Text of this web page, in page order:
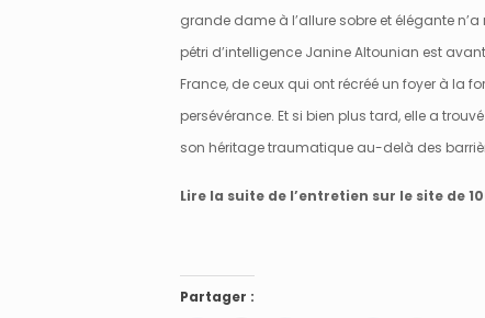
grande dame à l’allure sobre et élégante
pétri d’intelligence Janine Altounian est
France, de ceux qui ont récréé un foyer à la
persévérance. Et si bien plus tard, elle a
son héritage traumatique au-delà des
Lire la suite de l’entretien sur le site de
Partager :